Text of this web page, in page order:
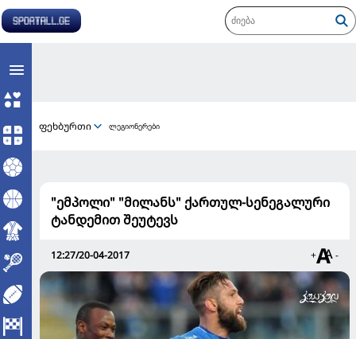
ფეხბურთი ლეგიონერები
"ემპოლი" "მილანს" ქართულ-სენეგალური
ტანდემით შეუტევს
12:27/20-04-2017 + -